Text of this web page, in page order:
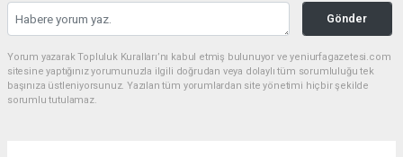
Gönder
Yorum yazarak Topluluk Kuralları’nı kabul etmiş bulunuyor ve yeniurfagazetesi.com
sitesine yaptığınız yorumunuzla ilgili doğrudan veya dolaylı tüm sorumluluğu tek
başınıza üstleniyorsunuz. Yazılan tüm yorumlardan site yönetimi hiçbir şekilde
sorumlu tutulamaz.